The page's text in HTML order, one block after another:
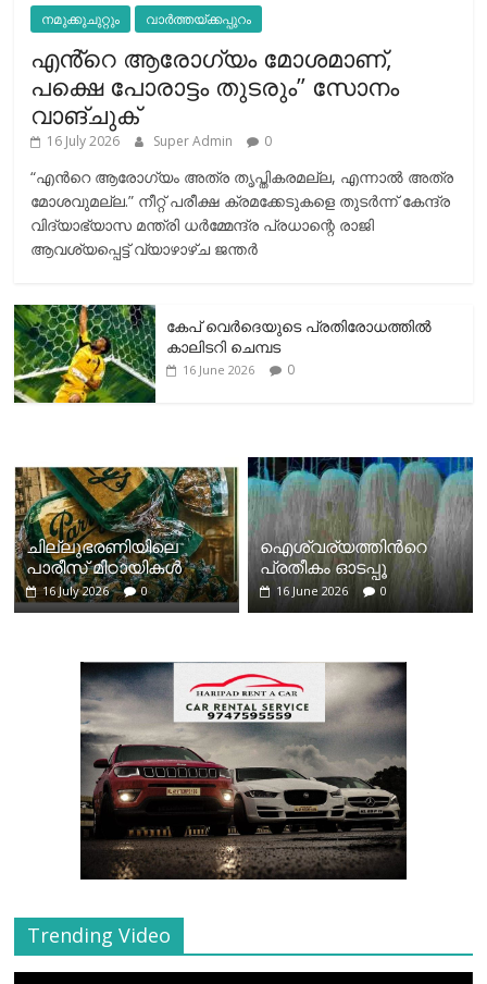
നമുക്കുചുറ്റും വാർത്തയ്ക്കപ്പുറം
എൻ്റെ ആരോഗ്യം മോശമാണ്,
പക്ഷെ പോരാട്ടം തുടരും” സോനം
വാങ്ചുക്
16 July 2026 Super Admin 0
“എന്‍റെ ആരോഗ്യം അത്ര തൃപ്തികരമല്ല, എന്നാൽ അത്ര
മോശവുമല്ല.” നീറ്റ് പരീക്ഷ ക്രമക്കേടുകളെ തുടർന്ന് കേന്ദ്ര
വിദ്യാഭ്യാസ മന്ത്രി ധർമ്മേന്ദ്ര പ്രധാന്റെ രാജി
ആവശ്യപ്പെട്ട് വ്യാഴാഴ്ച ജന്തർ
കേപ് വെര്‍ദെയുടെ പ്രതിരോധത്തില്‍
കാലിടറി ചെമ്പട
16 June 2026 0
ചില്ലുഭരണിയിലെ
പാരീസ് മിഠായികള്‍
16 July 2026 0
ഐശ്വര്യത്തിന്‍റെ
പ്രതീകം ഓടപ്പൂ
16 June 2026 0
Trending Video